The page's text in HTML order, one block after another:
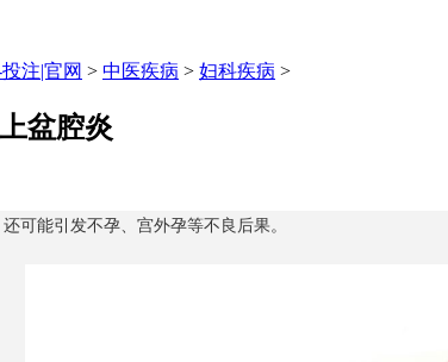
注|官网 > 中医疾病 > 妇科疾病 >
盆腔炎
可能引发不孕、宫外孕等不良后果。